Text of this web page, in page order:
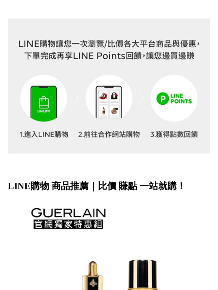
LINE購物 商品推薦｜比價 賺點 一站就購！